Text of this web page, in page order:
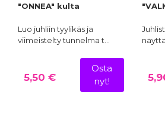
"ONNEA" kulta
Luo juhliin tyylikäs ja
viimeistelty tunnelma t…
5,50 €
Osta
nyt!